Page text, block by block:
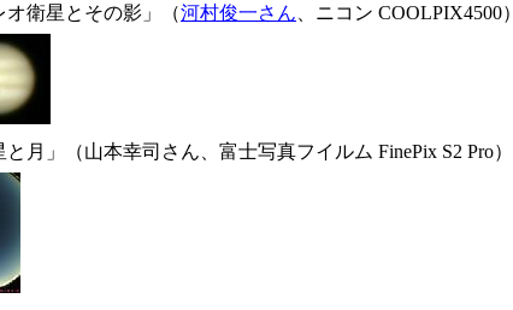
オ衛星とその影」（河村俊一さん 、ニコン COOLPIX4500）
と月」（山本幸司さん、富士写真フイルム FinePix S2 Pro）